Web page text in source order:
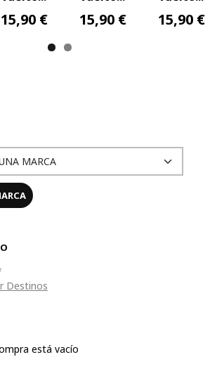
Destinos
está vacío
15,90 € 15,90 € 15,90 €